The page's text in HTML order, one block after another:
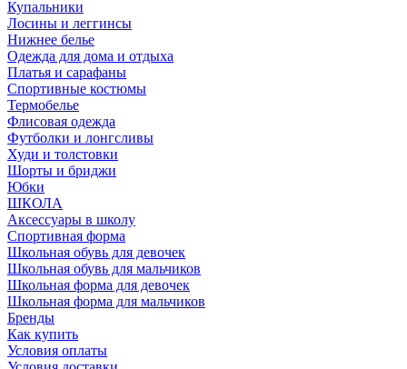
Купальники
Лосины и леггинсы
Нижнее белье
Одежда для дома и отдыха
Платья и сарафаны
Спортивные костюмы
Термобелье
Флисовая одежда
Футболки и лонгсливы
Худи и толстовки
Шорты и бриджи
Юбки
ШКОЛА
Аксессуары в школу
Спортивная форма
Школьная обувь для девочек
Школьная обувь для мальчиков
Школьная форма для девочек
Школьная форма для мальчиков
Бренды
Как купить
Условия оплаты